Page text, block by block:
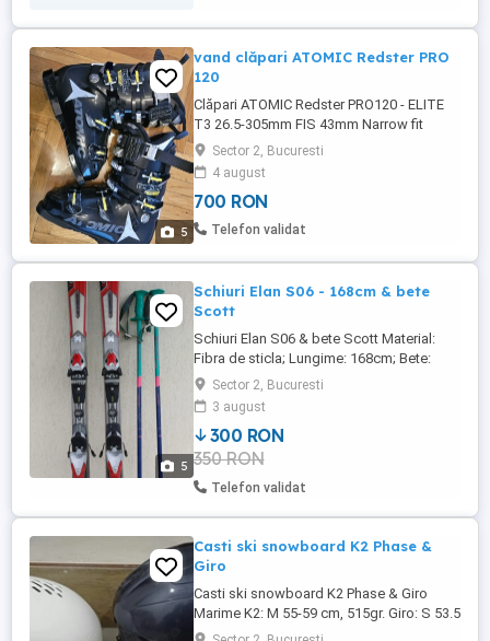
5
vand clăpari ATOMIC Redster PRO
120
Clăpari ATOMIC Redster PRO120 - ELITE
T3 26.5-305mm FIS 43mm Narrow fit
purtați ușoare urme de uzura, fără
zgârieturi, interiorul impecabil cumpărați
de noi
Sector 2, Bucuresti
4 august
700 RON
Telefon validat
5
Schiuri Elan S06 - 168cm & bete
Scott
Schiuri Elan S06 & bete Scott Material:
Fibra de sticla; Lungime: 168cm; Bete:
Scott Superfashion 125cm.
Sector 2, Bucuresti
3 august
300 RON
350 RON
Telefon validat
Casti ski snowboard K2 Phase &
Giro
Casti ski snowboard K2 Phase & Giro
Marime K2: M 55-59 cm, 515gr. Giro: S 53.5
- 55.5 cm, 555gr. 70 lei buc.